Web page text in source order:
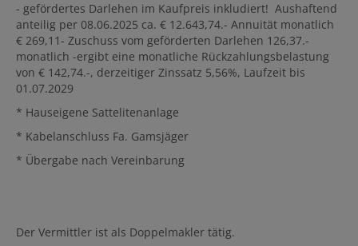
- gefördertes Darlehen im Kaufpreis inkludiert! Aushaftend
anteilig per 08.06.2025 ca. € 12.643,74.- Annuität monatlich
€ 269,11- Zuschuss vom geförderten Darlehen 126,37.-
monatlich -ergibt eine monatliche Rückzahlungsbelastung
von € 142,74.-, derzeitiger Zinssatz 5,56%, Laufzeit bis
01.07.2029
* Hauseigene Sattelitenanlage
* Kabelanschluss Fa. Gamsjäger
* Übergabe nach Vereinbarung
Der Vermittler ist als Doppelmakler tätig.